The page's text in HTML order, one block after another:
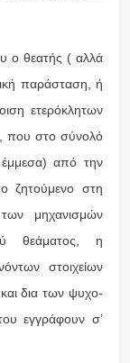
ο θεατής ( αλλά
παράσταση, ή
ετερόκλητων
που στο σύνολό
από την
ζητούμενο στη
μηχανισμών
θεάματος, η
στοιχείων
δια των ψυχο-
εγγράφουν σ’